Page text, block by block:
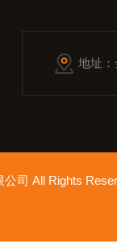
地址
公司 All Rights